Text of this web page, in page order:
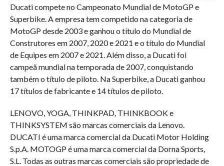
Ducati compete no Campeonato Mundial de MotoGP e
Superbike. A empresa tem competido na categoria de
MotoGP desde 2003 e ganhou o título do Mundial de
Construtores em 2007, 2020 e 2021 e o título do Mundial
de Equipes em 2007 e 2021. Além disso, a Ducati foi
campeã mundial na temporada de 2007, conquistando
também o título de piloto. Na Superbike, a Ducati ganhou
17 títulos de fabricante e 14 títulos de piloto.
LENOVO, YOGA, THINKPAD, THINKBOOK e
THINKSYSTEM são marcas comerciais da Lenovo.
DUCATI é uma marca comercial da Ducati Motor Holding
S.p.A. MOTOGP é uma marca comercial da Dorna Sports,
S.L. Todas as outras marcas comerciais são propriedade de